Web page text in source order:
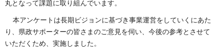
丸となって課題に取り組んでいます。
本アンケートは長期ビジョンに基づき事業運営をしていくにあた
り、県政サポーターの皆さまのご意見を伺い、今後の参考とさせて
いただくため、実施しました。